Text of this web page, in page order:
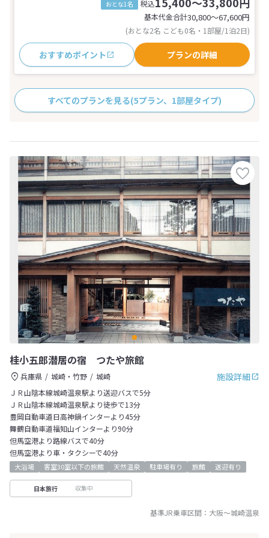
おとな1名 税込
基本代金合計30,800〜67,600円
(おとな2名 こども0名・1部屋/1泊2日)
おすすめポイント プランの詳細
すべてのプランを見る(5プラン、1部屋タイプ)
桂小五郎潜居の宿 つたや旅館
施設詳細
兵庫県 城崎・竹野
城崎
ＪＲ山陰本線城崎温泉駅より送迎バスで5分
ＪＲ山陰本線城崎温泉駅より徒歩で13分
豊岡自動車道日高神鍋インターより45分
舞鶴自動車道福知山インターより90分
但馬空港より路線バスで40分
但馬空港より車・タクシーで40分
大浴場 客室30室以下の旅館 天然温泉 駐車場有り 旅館 送迎有り
日本旅行 収集中
基準JR乗車区間： 大阪～城崎温泉